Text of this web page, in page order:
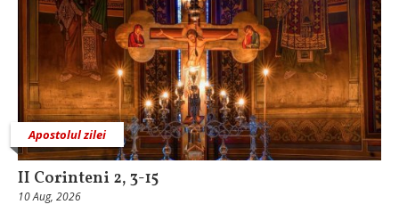
Apostolul zilei
II Corinteni 2, 3-15
10 Aug, 2026